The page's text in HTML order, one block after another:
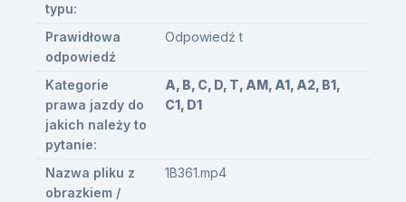
typu:
Prawidłowa
odpowiedź
Odpowiedź t
Kategorie
prawa jazdy do
jakich należy to
pytanie:
A, B, C, D, T, AM, A1, A2, B1,
C1, D1
Nazwa pliku z
obrazkiem /
1B361.mp4